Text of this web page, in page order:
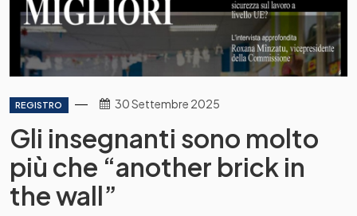
REGISTRO 30 Settembre 2025
Gli insegnanti sono molto
più che “another brick in
the wall”